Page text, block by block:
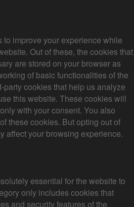
improve your experience while
Out of these, the cookies that
are stored on your browser as
of basic functionalities of the
cookies that help us analyze
this website. These cookies will
with your consent. You also
these cookies. But opting out of
affect your browsing experience.
essential for the website to
only includes cookies that
and security features of the